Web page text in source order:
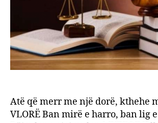
Atë që merr me një dorë, kthehe
VLORË Ban mirë e harro, ban lig